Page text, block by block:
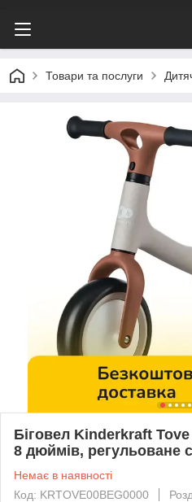
Товари та послуги
Біговел Kinderkraft
8 дюймів, регульоване
Немає в наявності
Код: KRTOVE00BEG0000